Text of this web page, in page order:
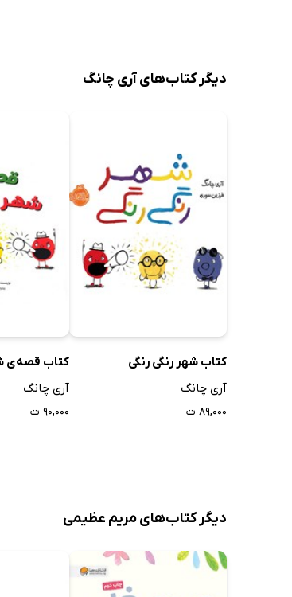
دیگر کتاب‌های آری چانگ
کتاب شهر رنگی رنگی
آری چانگ
۸۹,۰۰۰ ت
کتاب قصه‌ی
آری چانگ
۹۰,۰۰۰ ت
دیگر کتاب‌های مریم عظیمی